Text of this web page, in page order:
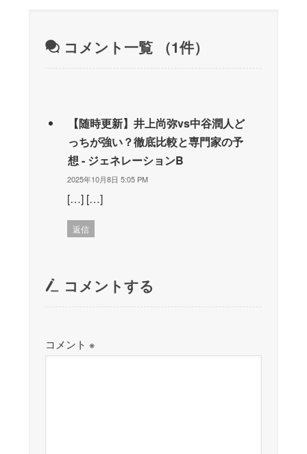
コメント一覧 （1件）
【随時更新】井上尚弥vs中谷潤人ど
っちが強い？徹底比較と専門家の予
想 - ジェネレーションB
2025年10月8日 5:05 PM
[…] […]
返信
コメントする
コメント※